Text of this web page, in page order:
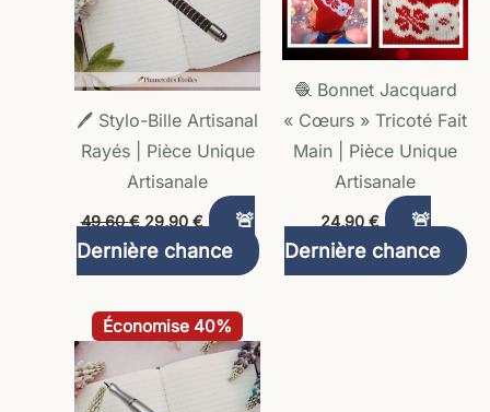
🖊️ Stylo-Bille Artisanal
Rayés | Pièce Unique
Artisanale
49,60€ 29,90 €
🚨
Dernière chance
🧶 Bonnet Jacquard
« Cœurs » Tricoté Fait
Main | Pièce Unique
Artisanale
24,90 €
🚨
Dernière chance
Économise 40%
Le
prix
initial
49,60 €.
Le
prix
actuel
est :
29,90 €.